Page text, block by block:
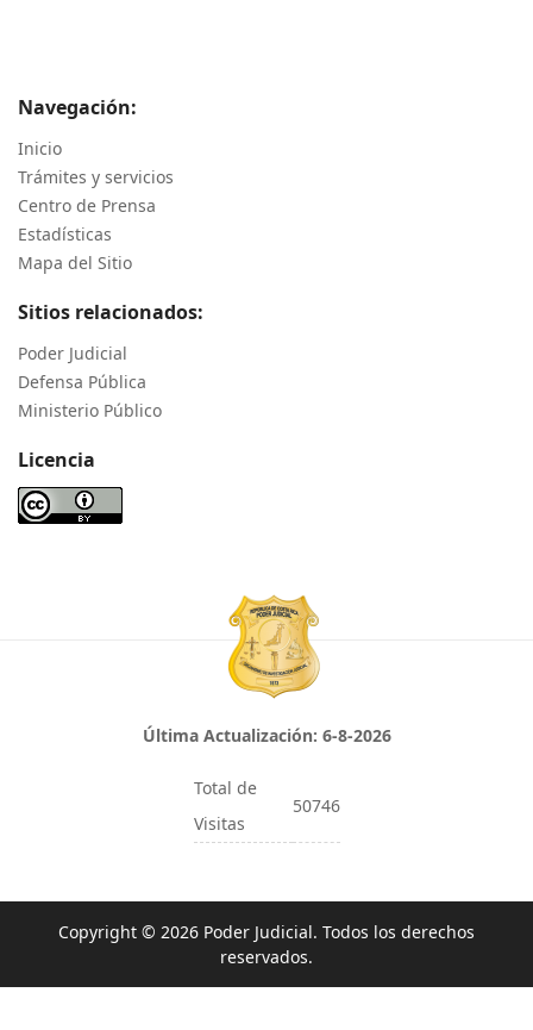
Navegación:
Inicio
Trámites y servicios
Centro de Prensa
Estadísticas
Mapa del Sitio
Sitios relacionados:
Poder Judicial
Defensa Pública
Ministerio Público
Licencia
Última Actualización: 6-8-2026
Total de
Visitas
50746
Copyright © 2026 Poder Judicial. Todos los derechos
reservados.